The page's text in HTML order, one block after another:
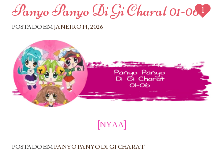
Panyo Panyo Di Gi Charat 01-06
POSTADO EM JANEIRO 14, 2026
1
[NYAA]
POSTADO EM PANYO PANYO DI GI CHARAT